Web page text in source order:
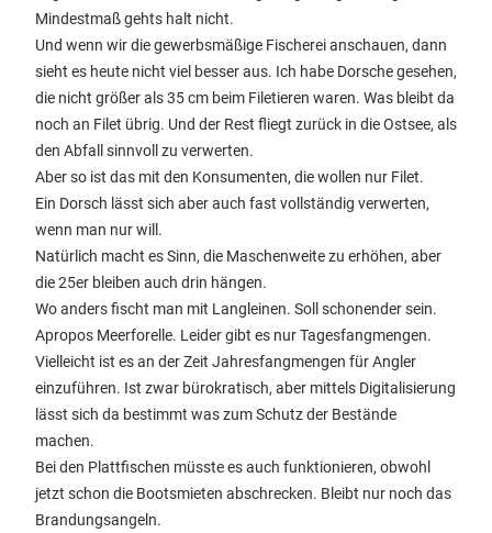
Mindestmaß gehts halt nicht.
Und wenn wir die gewerbsmäßige Fischerei anschauen, dann
sieht es heute nicht viel besser aus. Ich habe Dorsche gesehen,
die nicht größer als 35 cm beim Filetieren waren. Was bleibt da
noch an Filet übrig. Und der Rest fliegt zurück in die Ostsee, als
den Abfall sinnvoll zu verwerten.
Aber so ist das mit den Konsumenten, die wollen nur Filet.
Ein Dorsch lässt sich aber auch fast vollständig verwerten,
wenn man nur will.
Natürlich macht es Sinn, die Maschenweite zu erhöhen, aber
die 25er bleiben auch drin hängen.
Wo anders fischt man mit Langleinen. Soll schonender sein.
Apropos Meerforelle. Leider gibt es nur Tagesfangmengen.
Vielleicht ist es an der Zeit Jahresfangmengen für Angler
einzuführen. Ist zwar bürokratisch, aber mittels Digitalisierung
lässt sich da bestimmt was zum Schutz der Bestände
machen.
Bei den Plattfischen müsste es auch funktionieren, obwohl
jetzt schon die Bootsmieten abschrecken. Bleibt nur noch das
Brandungsangeln.